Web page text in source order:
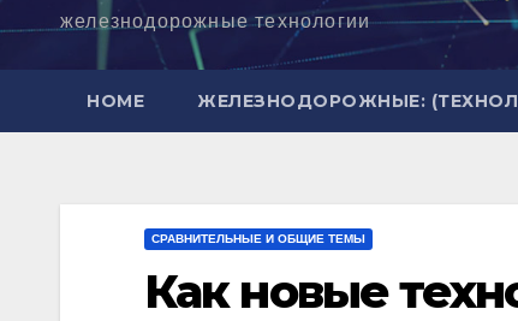
железнодорожные технологии
HOME ЖЕЛЕЗНОДОРОЖНЫЕ:
СРАВНИТЕЛЬНЫЕ И ОБЩИЕ ТЕМЫ
Как новые